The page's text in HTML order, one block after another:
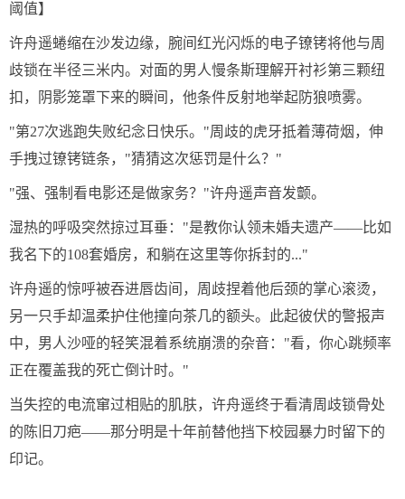
阈值】
许舟遥蜷缩在沙发边缘，腕间红光闪烁的电子镣铐将他与周
歧锁在半径三米内。对面的男人慢条斯理解开衬衫第三颗纽
扣，阴影笼罩下来的瞬间，他条件反射地举起防狼喷雾。
"第27次逃跑失败纪念日快乐。"周歧的虎牙抵着薄荷烟，伸
手拽过镣铐链条，"猜猜这次惩罚是什么？"
"强、强制看电影还是做家务？"许舟遥声音发颤。
湿热的呼吸突然掠过耳垂："是教你认领未婚夫遗产——比如
我名下的108套婚房，和躺在这里等你拆封的..."
许舟遥的惊呼被吞进唇齿间，周歧捏着他后颈的掌心滚烫，
另一只手却温柔护住他撞向茶几的额头。此起彼伏的警报声
中，男人沙哑的轻笑混着系统崩溃的杂音："看，你心跳频率
正在覆盖我的死亡倒计时。"
当失控的电流窜过相贴的肌肤，许舟遥终于看清周歧锁骨处
的陈旧刀疤——那分明是十年前替他挡下校园暴力时留下的
印记。